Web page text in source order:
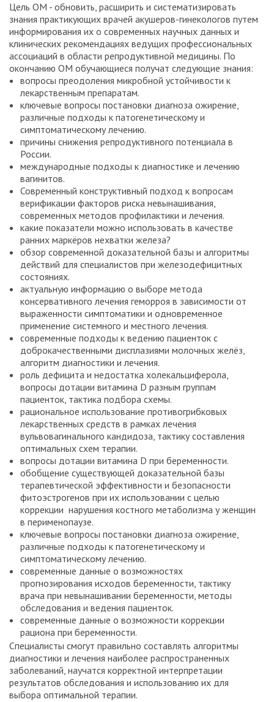
Цель ОМ - обновить, расширить и систематизировать
знания практикующих врачей акушеров-гинекологов путем
информирования их о современных научных данных и
клинических рекомендациях ведущих профессиональных
ассоциаций в области репродуктивной медицины. По
окончанию ОМ обучающиеся получат следующие знания:
вопросы преодоления микробной устойчивости к
лекарственным препаратам.
ключевые вопросы постановки диагноза ожирение,
различные подходы к патогенетическому и
симптоматическому лечению.
причины снижения репродуктивного потенциала в
России.
международные подходы к диагностике и лечению
вагинитов.
Современный конструктивный подход к вопросам
верификации факторов риска невынашивания,
современных методов профилактики и лечения.
какие показатели можно использовать в качестве
ранних маркёров нехватки железа?
обзор современной доказательной базы и алгоритмы
действий для специалистов при железодефицитных
состояниях.
актуальную информацию о выборе метода
консервативного лечения геморроя в зависимости от
выраженности симптоматики и одновременное
применение системного и местного лечения.
современные подходы к ведению пациенток с
доброкачественными дисплазиями молочных желёз,
алгоритм диагностики и лечения.
роль дефицита и недостатка холекальциферола,
вопросы дотации витамина D разным группам
пациенток, тактика подбора схемы.
рациональное использование противогрибковых
лекарственных средств в рамках лечения
вульвовагинального кандидоза, тактику составления
оптимальных схем терапии.
вопросы дотации витамина D при беременности.
обобщение существующей доказательной базы
терапевтической эффективности и безопасности
фитоэстрогенов при их использовании с целью
коррекции нарушения костного метаболизма у женщин
в перименопаузе.
ключевые вопросы постановки диагноза ожирение,
различные подходы к патогенетическому и
симптоматическому лечению.
современные данные о возможностях
прогнозирования исходов беременности, тактику
врача при невынашивании беременности, методы
обследования и ведения пациенток.
современные данные о возможности коррекции
рациона при беременности.
Специалисты смогут правильно составлять алгоритмы
диагностики и лечения наиболее распространенных
заболеваний, научатся корректной интерпретации
результатов обследования и использованию их для
выбора оптимальной терапии.